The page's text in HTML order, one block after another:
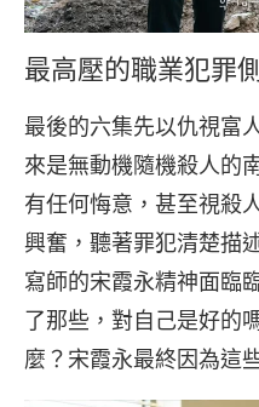
最高壓的職業犯罪
最後的六集先以仇視富
來是無動機隨機殺人的
有任何悔意，甚至視殺
興奮，聽著罪犯清楚描
寫師的宋霞永精神面臨
了那些，對自己是好的
麼？宋霞永最終因為這